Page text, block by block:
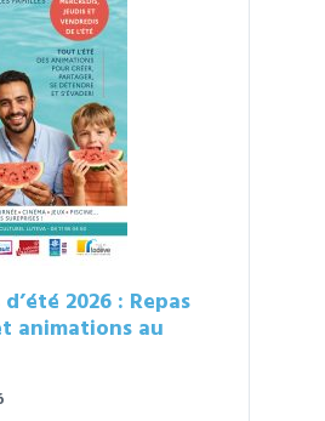
2026 : Repas
animations au